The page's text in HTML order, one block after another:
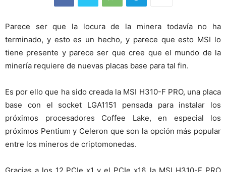
Parece ser que la locura de la minera todavía no ha
terminado, y esto es un hecho, y parece que esto MSI lo
tiene presente y parece ser que cree que el mundo de la
minería requiere de nuevas placas base para tal fin.
Es por ello que ha sido creada la MSI H310-F PRO, una placa
base con el socket LGA1151 pensada para instalar los
próximos procesadores Coffee Lake, en especial los
próximos Pentium y Celeron que son la opción más popular
entre los mineros de criptomonedas.
Gracias a los 12 PCIe x1 y el PCIe x16, la MSI H310-F PRO